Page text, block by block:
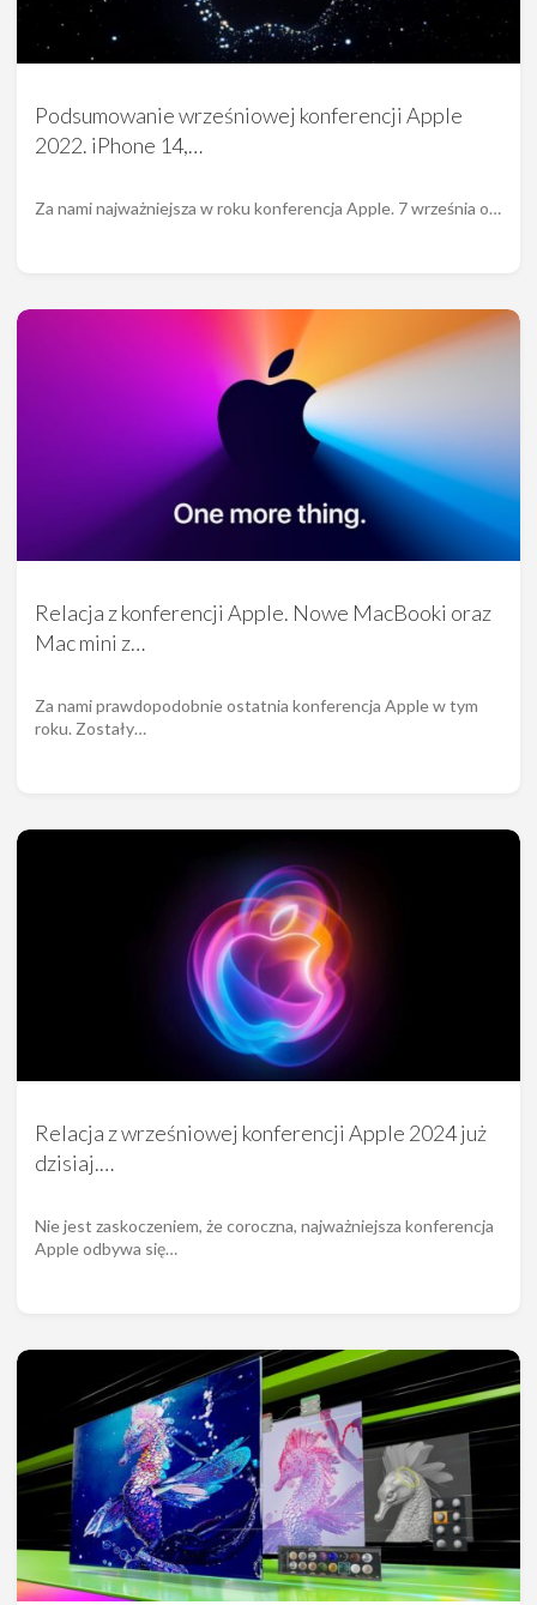
Podsumowanie wrześniowej konferencji Apple
2022. iPhone 14,…
Za nami najważniejsza w roku konferencja Apple. 7 września o…
Relacja z konferencji Apple. Nowe MacBooki oraz
Mac mini z…
Za nami prawdopodobnie ostatnia konferencja Apple w tym
roku. Zostały…
Relacja z wrześniowej konferencji Apple 2024 już
dzisiaj.…
Nie jest zaskoczeniem, że coroczna, najważniejsza konferencja
Apple odbywa się…